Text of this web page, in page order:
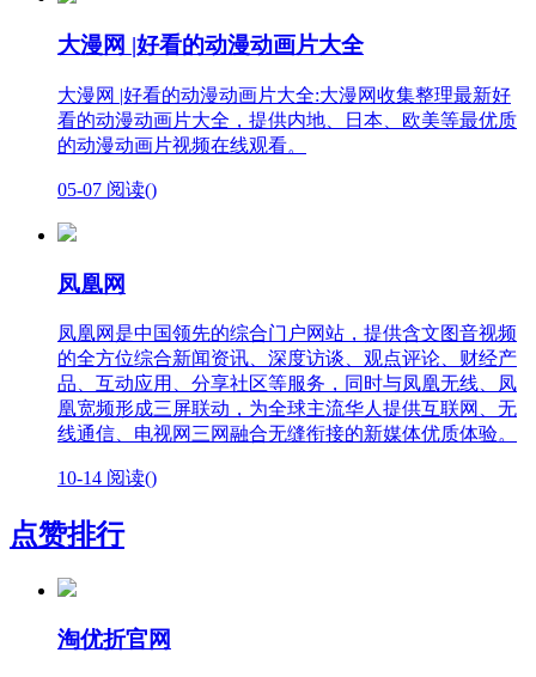
大漫网 |好看的动漫动画片大全
大漫网 |好看的动漫动画片大全:大漫网收集整理最新好
看的动漫动画片大全，提供内地、日本、欧美等最优质
的动漫动画片视频在线观看。
05-07 阅读()
凤凰网
凤凰网是中国领先的综合门户网站，提供含文图音视频
的全方位综合新闻资讯、深度访谈、观点评论、财经产
品、互动应用、分享社区等服务，同时与凤凰无线、凤
凰宽频形成三屏联动，为全球主流华人提供互联网、无
线通信、电视网三网融合无缝衔接的新媒体优质体验。
10-14 阅读()
点赞排行
淘优折官网